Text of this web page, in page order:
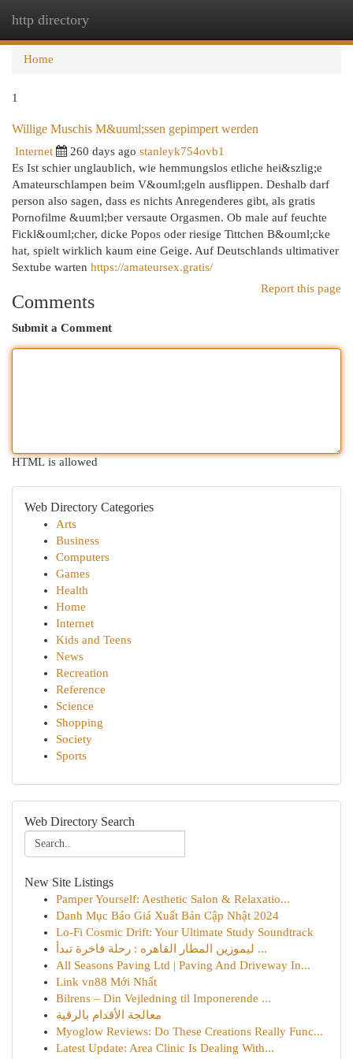
http directory
Home
1
Willige Muschis M&uuml;ssen gepimpert werden
Internet 260 days ago stanleyk754ovb1
Es Ist schier unglaublich, wie hemmungslos etliche hei&szlig;e
Amateurschlampen beim V&ouml;geln ausflippen. Deshalb darf
person also sagen, dass es nichts Anregenderes gibt, als gratis
Pornofilme &uuml;ber versaute Orgasmen. Ob male auf feuchte
Fickl&ouml;cher, dicke Popos oder riesige Tittchen B&ouml;cke
hat, spielt wirklich kaum eine Geige. Auf Deutschlands ultimativer
Sextube warten https://amateursex.gratis/
Report this page
Comments
Submit a Comment
HTML is allowed
Web Directory Categories
Arts
Business
Computers
Games
Health
Home
Internet
Kids and Teens
News
Recreation
Reference
Science
Shopping
Society
Sports
Web Directory Search
New Site Listings
Pamper Yourself: Aesthetic Salon & Relaxatio...
Danh Mục Báo Giá Xuất Bản Cập Nhật 2024
Lo-Fi Cosmic Drift: Your Ultimate Study Soundtrack
ليموزين المطار القاهره : رحلة فاخرة تبدأ ...
All Seasons Paving Ltd | Paving And Driveway In...
Link vn88 Mới Nhất
Bilrens – Din Vejledning til Imponerende ...
معالجة الأقدام بالرقية
Myoglow Reviews: Do These Creations Really Func...
Latest Update: Area Clinic Is Dealing With...